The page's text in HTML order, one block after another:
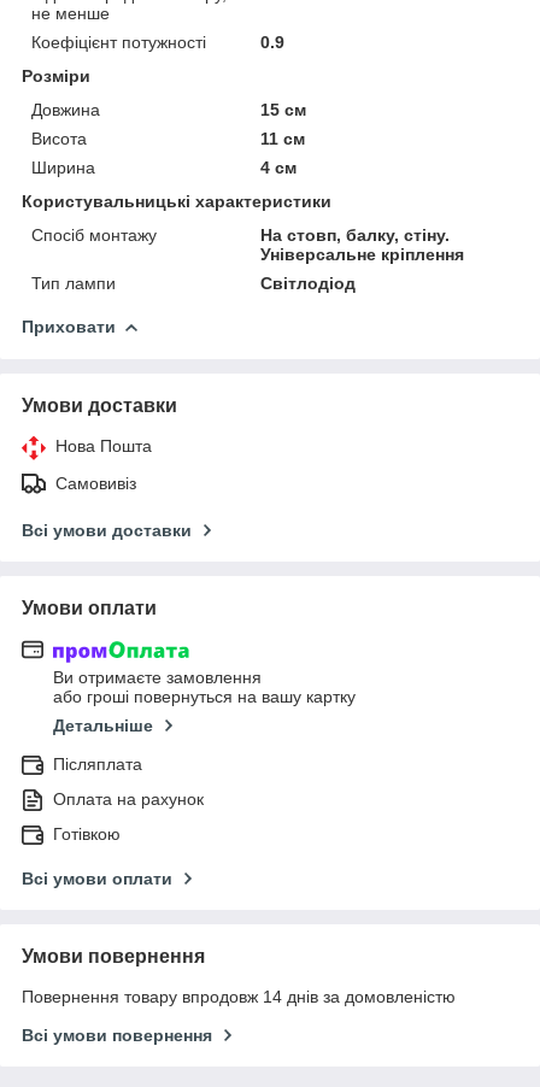
не менше
Коефіцієнт потужності
0.9
Розміри
Довжина
15 см
Висота
11 см
Ширина
4 см
Користувальницькі характеристики
Спосіб монтажу
На стовп, балку, стіну.
Універсальне кріплення
Тип лампи
Світлодіод
Приховати
Умови доставки
Нова Пошта
Самовивіз
Всі умови доставки
Умови оплати
Ви отримаєте замовлення
або гроші повернуться на вашу картку
Детальніше
Післяплата
Оплата на рахунок
Готівкою
Всі умови оплати
Умови повернення
Повернення товару впродовж 14 днів за домовленістю
Всі умови повернення